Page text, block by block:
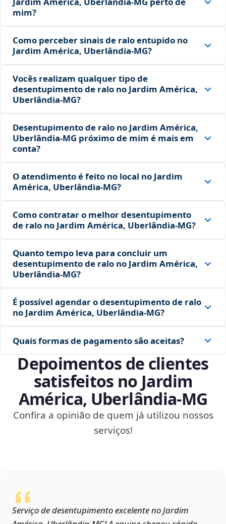
mim?
Como perceber sinais de ralo entupido no
Jardim América, Uberlândia‑MG?
Vocês realizam qualquer tipo de
desentupimento de ralo no Jardim América,
Uberlândia‑MG?
Desentupimento de ralo no Jardim América,
Uberlândia‑MG próximo de mim é mais em
conta?
O atendimento é feito no local no Jardim
América, Uberlândia‑MG?
Como contratar o melhor desentupimento
de ralo no Jardim América, Uberlândia‑MG?
Quanto tempo leva para concluir um
desentupimento de ralo no Jardim América,
Uberlândia‑MG?
É possível agendar o desentupimento de ralo
no Jardim América, Uberlândia‑MG?
Quais formas de pagamento são aceitas?
Depoimentos de clientes
satisfeitos no Jardim
América, Uberlândia‑MG
Confira a opinião de quem já utilizou nossos
serviços!
Serviço de desentupimento excelente no Jardim